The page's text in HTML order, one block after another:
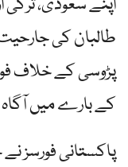
طالبان کی
پڑوسی کے خلاف
کے بارے میں آگاہ
پاکستانی فورسز